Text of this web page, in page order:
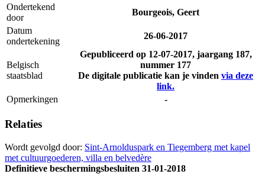
Ondertekend
door
Bourgeois, Geert
Datum
ondertekening
26-06-2017
Belgisch
staatsblad
Gepubliceerd op 12-07-2017, jaargang 187,
nummer 177
De digitale publicatie kan je vinden via deze
link.
Opmerkingen
-
Relaties
Wordt gevolgd door: Sint-Arnolduspark en Tiegemberg met kapel
met cultuurgoederen, villa en belvedère
Definitieve beschermingsbesluiten 31-01-2018